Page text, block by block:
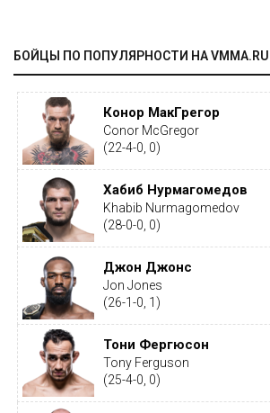
БОЙЦЫ ПО ПОПУЛЯРНОСТИ НА VMMA.RU
Конор МакГрегор
Conor McGregor
(22-4-0, 0)
Хабиб Нурмагомедов
Khabib Nurmagomedov
(28-0-0, 0)
Джон Джонс
Jon Jones
(26-1-0, 1)
Тони Фергюсон
Tony Ferguson
(25-4-0, 0)